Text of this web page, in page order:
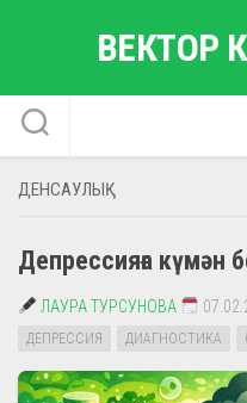
ВЕКТОР
ДЕНСАУЛЫҚ
Депрессияға күмән
ЛАУРА ТУРСУНОВА
ДЕПРЕССИЯ
ДИАГНОСТИКА